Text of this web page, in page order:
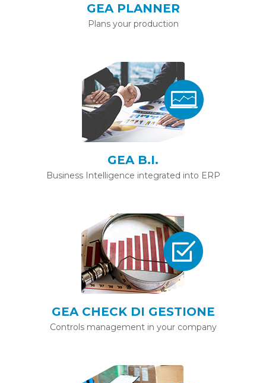
GEA PLANNER
Plans your production
GEA B.I.
Business Intelligence integrated into ERP
GEA CHECK DI GESTIONE
Controls management in your company